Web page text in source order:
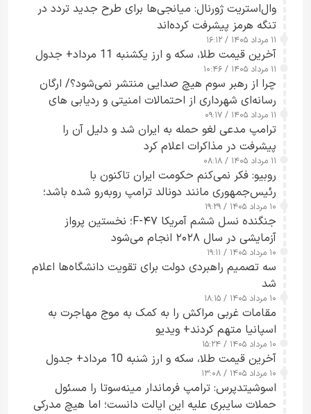
وال‌استریت ژورنال: میانجی‌ها برای طرح جدید تردد در
تنگه هرمز پیشرفت کرده‌اند
۱۱ مرداد ۱۴۰۵ / ۱۶:۱۲
آخرین قیمت طلا، سکه و ارز یکشنبه 11 مرداد+ جدول
۱۱ مرداد ۱۴۰۵ / ۱۰:۴۶
چرا از رهبر سوم هیچ صدایی منتشر نمی‌شود؟/ ارگان
رسانه‌ای شهرداری از احتمالات امنیتی و ردیابی های
جاسوسی گفت
۱۱ مرداد ۱۴۰۵ / ۰۹:۱۷
ترامپ مدعی لغو حمله به ایران شد و دلیل آن را
پیشرفت در مذاکرات اعلام کرد
۱۱ مرداد ۱۴۰۵ / ۰۸:۱۸
روبیو: فکر نمی‌کنم حکومت ایران تاکنون با
رئیس‌جمهوری مانند دونالد ترامپ روبه‌رو شده باشد؛
کسی که واقعاً دست به اقدام می‌زند
۱۰ مرداد ۱۴۰۵ / ۱۹:۲۹
جنگنده نسل ششم آمریکا F-۴۷؛ نخستین پرواز
آزمایشی در سال ۲۰۲۸ انجام می‌شود
۱۰ مرداد ۱۴۰۵ / ۱۹:۱۱
سه تصمیم راهبردی دولت برای تقویت دانشگاه‌ها اعلام
شد
۱۰ مرداد ۱۴۰۵ / ۱۸:۱۵
مقامات غربی مراکش را به کمک به موج مهاجرت به
اسپانیا متهم کردند+ ویدیو
۱۰ مرداد ۱۴۰۵ / ۱۵:۲۴
آخرین قیمت طلا، سکه و ارز شنبه 10 مرداد+ جدول
۱۰ مرداد ۱۴۰۵ / ۱۳:۰۸
اسوشیتدپرس: ترامپ فرماندار مینه‌سوتا را مسئول
حملات سایبری علیه این ایالت دانست؛ اما هیچ مدرکی